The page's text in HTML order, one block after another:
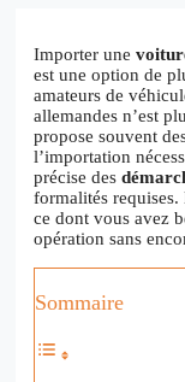
Importer une
est une option de
amateurs de
allemandes n’est
propose souvent
l’importation
précise des
formalités
ce dont vous avez
opération sans
Sommaire